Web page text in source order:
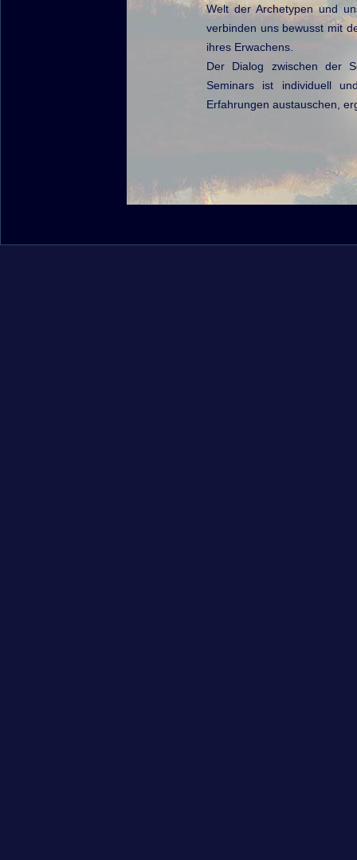
Welt der Archetypen und
verbinden uns bewusst mit
ihres Erwachens.
Der Dialog zwischen der
Seminars ist individuell
Erfahrungen austauschen,